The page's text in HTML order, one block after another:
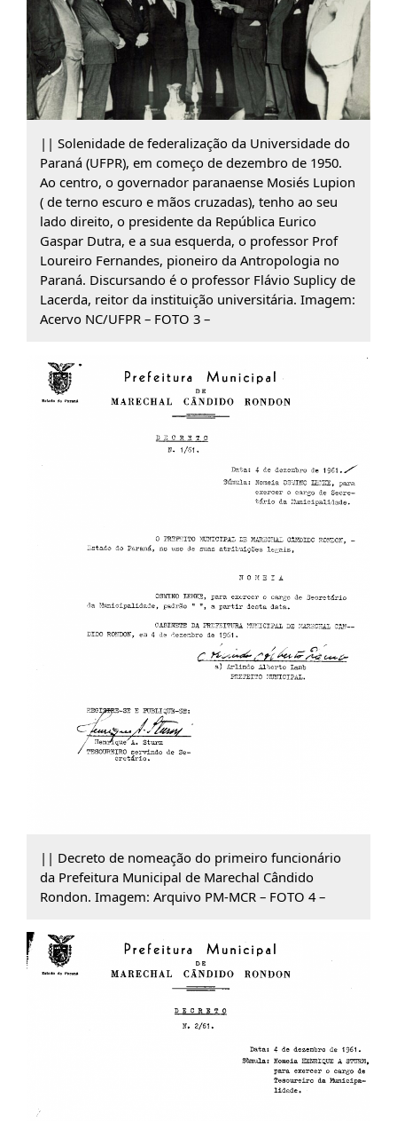
|| Solenidade de federalização da Universidade do
Paraná (UFPR), em começo de dezembro de 1950.
Ao centro, o governador paranaense Mosiés Lupion
( de terno escuro e mãos cruzadas), tenho ao seu
lado direito, o presidente da República Eurico
Gaspar Dutra, e a sua esquerda, o professor Prof
Loureiro Fernandes, pioneiro da Antropologia no
Paraná. Discursando é o professor Flávio Suplicy de
Lacerda, reitor da instituição universitária. Imagem:
Acervo NC/UFPR – FOTO 3 –
|| Decreto de nomeação do primeiro funcionário
da Prefeitura Municipal de Marechal Cândido
Rondon. Imagem: Arquivo PM-MCR – FOTO 4 –